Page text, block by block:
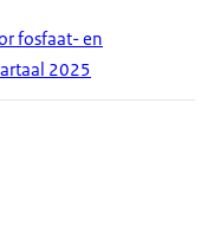
fosfaat- en
2025